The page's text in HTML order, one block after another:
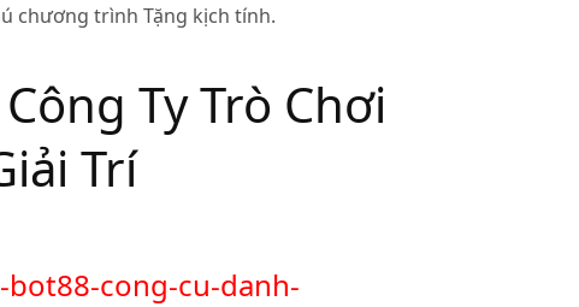
chương trình Tặng kịch tính.
Ty Trò Chơi
Trí
cong-cu-danh-